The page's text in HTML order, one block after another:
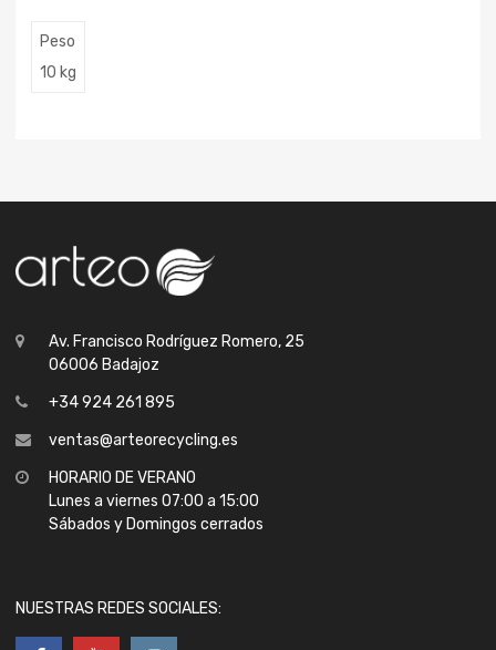
Peso
10 kg
Av. Francisco Rodríguez Romero, 25
06006 Badajoz
+34 924 261 895
ventas@arteorecycling.es
HORARIO DE VERANO
Lunes a viernes 07:00 a 15:00
Sábados y Domingos cerrados
NUESTRAS REDES SOCIALES: